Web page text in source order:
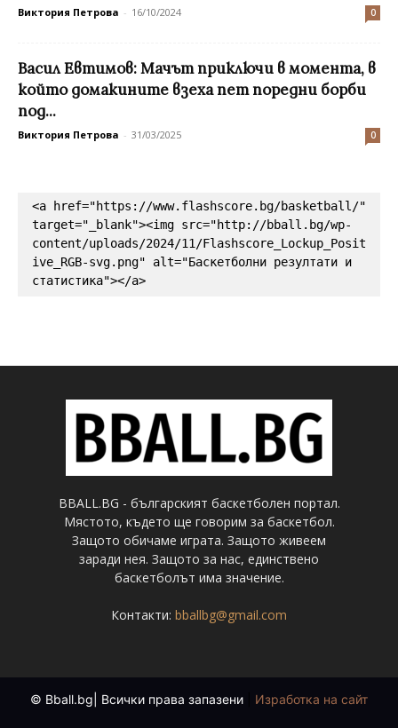
Виктория Петрова - 16/10/2024 0
Васил Евтимов: Мачът приключи в момента, в
който домакините взеха пет поредни борби
под...
Виктория Петрова - 31/03/2025 0
<a href="https://www.flashscore.bg/basketball/"
target="_blank"><img src="http://bball.bg/wp-
content/uploads/2024/11/Flashscore_Lockup_Posit
ive_RGB-svg.png" alt="Баскетболни резултати и
статистика"></a>
BBALL.BG - българският баскетболен портал.
Мястото, където ще говорим за баскетбол.
Защото обичаме играта. Защото живеем
заради нея. Защото за нас, единствено
баскетболът има значение.
Контакти: bballbg@gmail.com
© Bball.bg| Всички права запазени Изработка на сайт